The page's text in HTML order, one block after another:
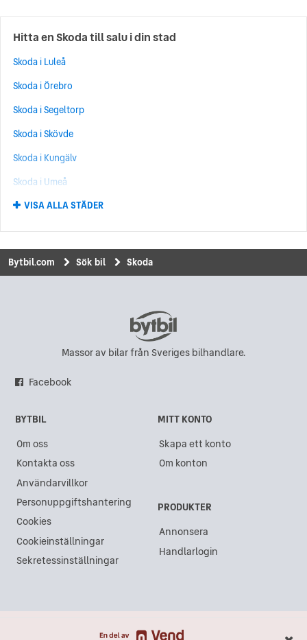
Skoda Enyaq iV (197)
Skoda Elroq (144)
Skoda Rapid
Skoda Octavia Scout
Skoda Epiq (83)
Skoda Scala (76)
Skoda Peaq (69)
Skoda Roomster
Skoda Felicia
(1)
Hitta en Skoda till salu i din stad
Skoda i Luleå
Skoda i Örebro
Skoda i Segeltorp
Skoda i Skövde
Skoda i Kungälv
Skoda i Umeå
Skoda i Upplands Väsby
Skoda i Norrköping
Skoda i Kungsbacka
Skoda i Karlskrona
Skoda i Göteborg
Skoda i Västra Frölunda
Skoda i Kristianstad
Skoda i Akalla
Skoda i Ängelholm
Skoda i Åkersberga
VISA ALLA STÄDER
Bytbil.com Sök bil Skoda
Massor av bilar från Sveriges bilhandlare.
Facebook
BYTBIL
Om oss
Kontakta oss
Användarvillkor
Personuppgiftshantering
Cookies
Cookieinställningar
Sekretessinställningar
MITT KONTO
Skapa ett konto
Om konton
PRODUKTER
Annonsera
Handlarlogin